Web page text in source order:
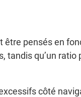
être pensés en
tandis qu’un
côté